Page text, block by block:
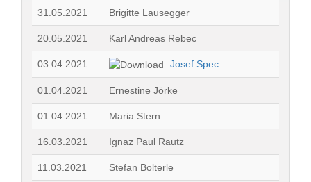
31.05.2021 Brigitte Lausegger
20.05.2021 Karl Andreas Rebec
03.04.2021 Josef Spec
01.04.2021 Ernestine Jörke
01.04.2021 Maria Stern
16.03.2021 Ignaz Paul Rautz
11.03.2021 Stefan Bolterle